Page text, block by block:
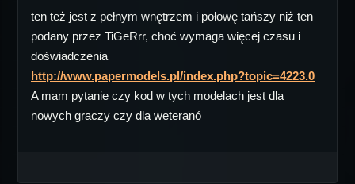
ten też jest z pełnym wnętrzem i połowę tańszy niż ten
podany przez TiGeRrr, choć wymaga więcej czasu i
doświadczenia
http://www.papermodels.pl/index.php?topic=4223.0
A mam pytanie czy kod w tych modelach jest dla
nowych graczy czy dla weteranó